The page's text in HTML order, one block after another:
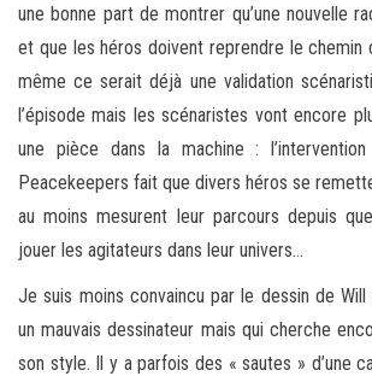
une bonne part de montrer qu’une nouvelle
et que les héros doivent reprendre le chemin
même ce serait déjà une validation
l’épisode mais les scénaristes vont encore
une pièce dans la machine :
Peacekeepers fait que divers héros se
au moins mesurent leur parcours depuis
jouer les agitateurs dans leur univers…
Je suis moins convaincu par le dessin de Will
un mauvais dessinateur mais qui cherche
son style. Il y a parfois des « sautes » d’une